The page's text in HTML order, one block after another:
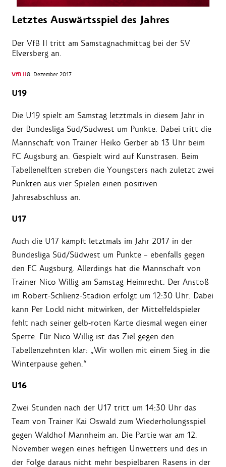
Letztes Auswärtsspiel des Jahres
Der VfB II tritt am Samstagnachmittag bei der SV
Elversberg an.
VfB II8. Dezember 2017
U19
Die U19 spielt am Samstag letztmals in diesem Jahr in
der Bundesliga Süd/Südwest um Punkte. Dabei tritt die
Mannschaft von Trainer Heiko Gerber ab 13 Uhr beim
FC Augsburg an. Gespielt wird auf Kunstrasen. Beim
Tabellenelften streben die Youngsters nach zuletzt zwei
Punkten aus vier Spielen einen positiven
Jahresabschluss an.
U17
Auch die U17 kämpft letztmals im Jahr 2017 in der
Bundesliga Süd/Südwest um Punkte – ebenfalls gegen
den FC Augsburg. Allerdings hat die Mannschaft von
Trainer Nico Willig am Samstag Heimrecht. Der Anstoß
im Robert-Schlienz-Stadion erfolgt um 12:30 Uhr. Dabei
kann Per Lockl nicht mitwirken, der Mittelfeldspieler
fehlt nach seiner gelb-roten Karte diesmal wegen einer
Sperre. Für Nico Willig ist das Ziel gegen den
Tabellenzehnten klar: „Wir wollen mit einem Sieg in die
Winterpause gehen.“
U16
Zwei Stunden nach der U17 tritt um 14:30 Uhr das
Team von Trainer Kai Oswald zum Wiederholungsspiel
gegen Waldhof Mannheim an. Die Partie war am 12.
November wegen eines heftigen Unwetters und des in
der Folge daraus nicht mehr bespielbaren Rasens in der